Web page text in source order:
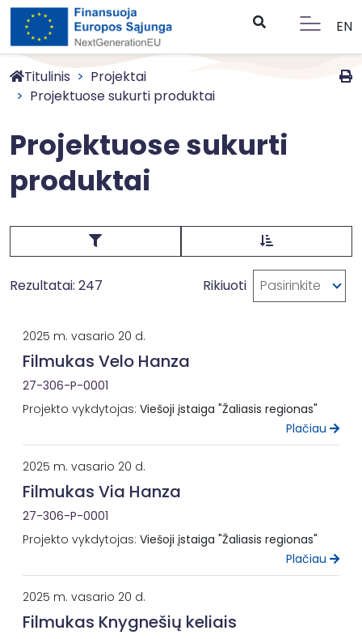
EN
Titulinis
Projektai
Projektuose sukurti produktai
Projektuose sukurti
produktai
Rezultatai: 247 Rikiuoti Pasirinkite
2025 m. vasario 20 d.
Filmukas Velo Hanza
27-306-P-0001
Projekto vykdytojas: Viešoji įstaiga "Žaliasis regionas"
Plačiau
2025 m. vasario 20 d.
Filmukas Via Hanza
27-306-P-0001
Projekto vykdytojas: Viešoji įstaiga "Žaliasis regionas"
Plačiau
2025 m. vasario 20 d.
Filmukas Knygnešių keliais